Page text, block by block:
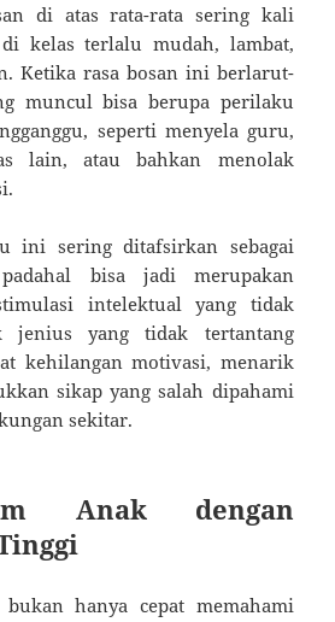
di atas rata-rata sering kali
kelas terlalu mudah, lambat,
Ketika rasa bosan ini berlarut-
muncul bisa berupa perilaku
seperti menyela guru,
lain, atau bahkan menolak
ini sering ditafsirkan sebagai
padahal bisa jadi merupakan
intelektual yang tidak
jenius yang tidak tertantang
kehilangan motivasi, menarik
sikap yang salah dipahami
sekitar.
Anak dengan
hanya cepat memahami